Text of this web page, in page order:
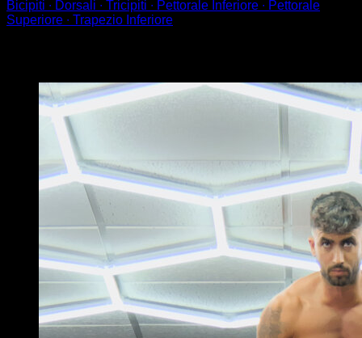
Bicipiti ∙ Dorsali ∙ Tricipiti ∙ Pettorale Inferiore ∙ Pettorale
Superiore ∙ Trapezio Inferiore